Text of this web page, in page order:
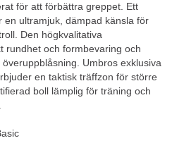
för att förbättra greppet. Ett
en ultramjuk, dämpad känsla för
Den högkvalitativa
rundhet och formbevaring och
Umbros exklusiva
en taktisk träffzon för större
boll lämplig för träning och